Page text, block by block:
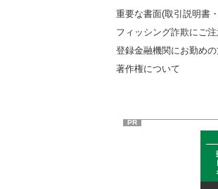
重要な書面(取引説明書
フィッシング詐欺にご
登録金融機関にお勤め
著作権について
PR